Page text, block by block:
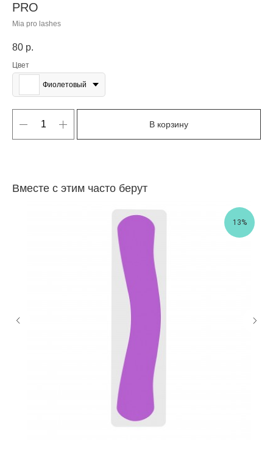
PRO
Mia pro lashes
80 р.
Цвет
Фиолетовый
В корзину
Вместе с этим часто берут
13%